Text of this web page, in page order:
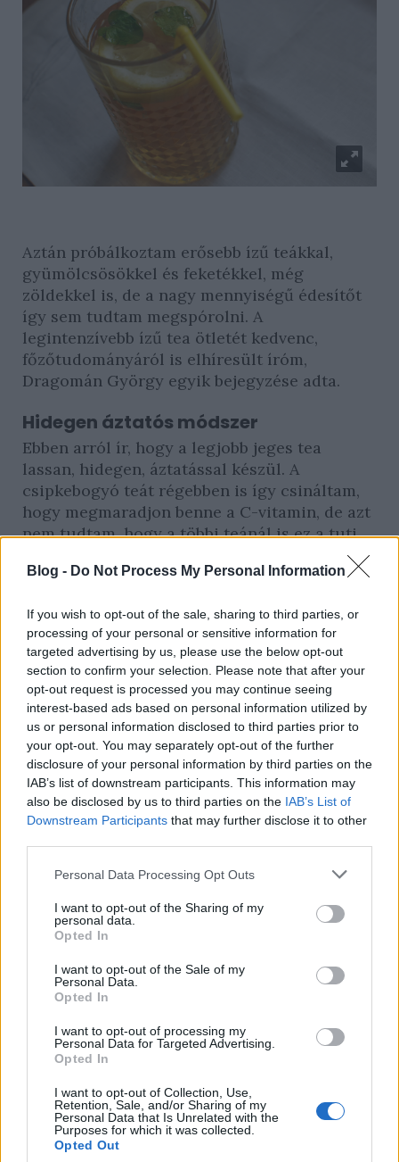
Blog - Do Not Process My Personal Information
If you wish to opt-out of the sale, sharing to third parties, or
processing of your personal or sensitive information for
targeted advertising by us, please use the below opt-out
section to confirm your selection. Please note that after your
opt-out request is processed you may continue seeing
interest-based ads based on personal information utilized by
us or personal information disclosed to third parties prior to
your opt-out. You may separately opt-out of the further
disclosure of your personal information by third parties on the
IAB’s list of downstream participants. This information may
also be disclosed by us to third parties on the IAB’s List of
Downstream Participants that may further disclose it to other
Please note that this website/app uses one or more Google
not limited to your visit or usage behaviour. You may click to
grant or deny consent to Google and its third-party tags to
use your data for below specified purposes in below Google
consent section.
Personal Data Processing Opt Outs
I want to opt-out of the Sharing of my
personal data.
Opted In
I want to opt-out of the Sale of my
Personal Data.
Opted In
I want to opt-out of processing my
Personal Data for Targeted Advertising.
Opted In
I want to opt-out of Collection, Use,
Retention, Sale, and/or Sharing of my
Personal Data that Is Unrelated with the
Purposes for which it was collected.
Opted Out
Aztán próbálkoztam erősebb ízű teákkal,
gyümölcsösökkel és feketékkel, még
zöldekkel is, de a nagy mennyiségű édesítőt
így sem tudtam megspórolni. A
legintenzívebb ízű tea ötletét kedvenc,
főzőtudományáról is elhíresült íróm,
Dragomán György egyik bejegyzése adta.
Hidegen áztatós módszer
Ebben arról ír, hogy a legjobb jeges tea
lassan, hidegen, áztatással készül. A
csipkebogyó teát régebben is így csináltam,
hogy megmaradjon benne a C-vitamin, de azt
nem tudtam, hogy a többi teánál is ez a tuti
működött. Egészen más, sokkal intenzívebb
mentaleveleket is, ahogy az író javasolta, és
sok citromot.
A módszer egyetlen hátránya, hogy igényel
másnapi adagot, de, mint a legtöbb jó
dologra, erre is nagyon megéri várni egy
kicsit.. A legjobb leveles teából lesz, de
filteressel is simán lehet próbálkozni - mehet
mellé menta, citromfű, gyömbérszeletek is
akár.
Fotók: Ács Bori/Sóbors